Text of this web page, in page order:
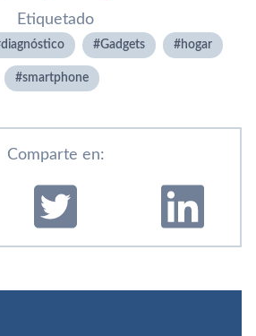
Etiquetado
diagnóstico Gadgets hogar
smartphone
Comparte en: